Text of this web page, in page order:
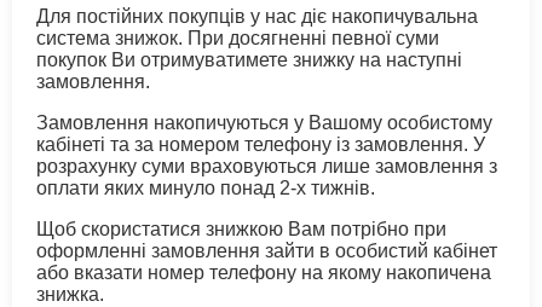
Для постійних покупців у нас діє накопичувальна
система знижок. При досягненні певної суми
покупок Ви отримуватимете знижку на наступні
замовлення.
Замовлення накопичуються у Вашому особистому
кабінеті та за номером телефону із замовлення. У
розрахунку суми враховуються лише замовлення з
оплати яких минуло понад 2-х тижнів.
Щоб скористатися знижкою Вам потрібно при
оформленні замовлення зайти в особистий кабінет
або вказати номер телефону на якому накопичена
знижка.